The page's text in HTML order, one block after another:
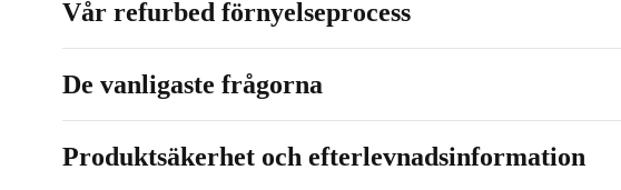
Vår refurbed förnyelseprocess
De vanligaste frågorna
Produktsäkerhet och efterlevnadsinformation